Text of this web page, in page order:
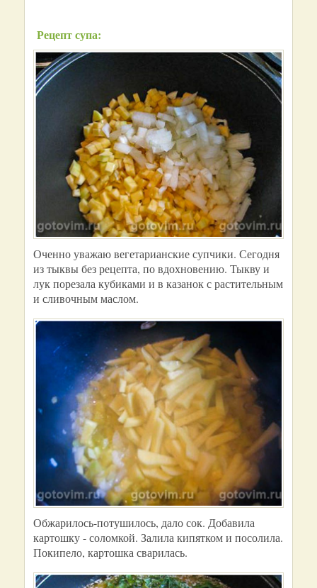
Рецепт супа:
Оченно уважаю вегетарианские супчики. Сегодня
из тыквы без рецепта, по вдохновению. Тыкву и
лук порезала кубиками и в казанок с растительным
и сливочным маслом.
Обжарилось-потушилось, дало сок. Добавила
картошку - соломкой. Залила кипятком и посолила.
Покипело, картошка сварилась.